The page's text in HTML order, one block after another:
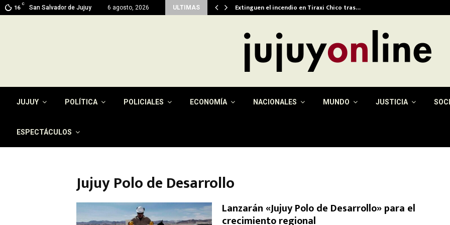
16
C
San Salvador de Jujuy 6 agosto, 2026 ULTIMAS
Jujuy: prevén máximas de 26… Extinguen el incendio en Tiraxi Chico tras…
JUJUY POLÍTICA POLICIALES ECONOMÍA NACIONALES MUNDO JUSTICIA
ESPECTÁCULOS
Jujuy Polo de Desarrollo
Lanzarán «Jujuy Polo de Desarrollo» para el
crecimiento regional